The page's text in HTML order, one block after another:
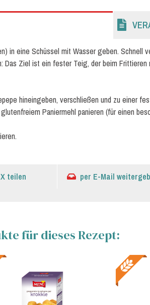
in eine Schüssel mit Wasser geben.
Das Ziel ist ein fester Teig, der beim Frittieren
hineingeben, verschließen und zu einer
Paniermehl panieren (für einen
teilen per E-Mail
für dieses Rezept: